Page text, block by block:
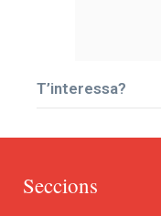
T’interessa?
Seccions